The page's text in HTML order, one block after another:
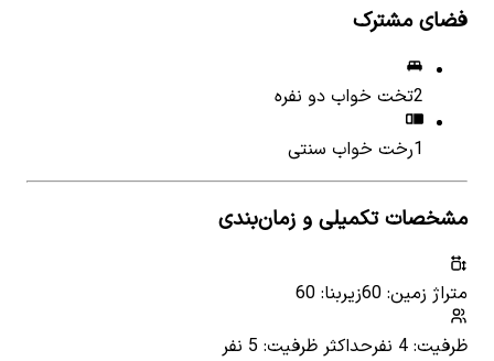
فضای مشترک
2تخت خواب دو نفره
1رخت خواب سنتی
مشخصات تکمیلی و زمان‌بندی
متراژ زمین: 60
زیربنا: 60
ظرفیت: 4 نفر
حداکثر ظرفیت: 5 نفر